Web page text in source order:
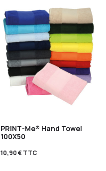
PRINT-Me® Hand Towel
100X50
10,90€TTC